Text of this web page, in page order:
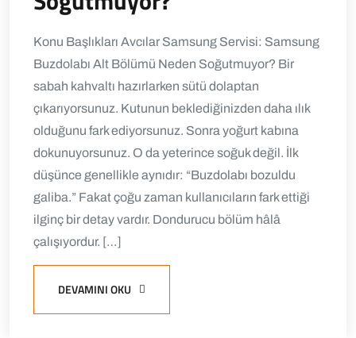
Konu Başlıkları Avcılar Samsung Servisi: Samsung
Buzdolabı Alt Bölümü Neden Soğutmuyor? Bir
sabah kahvaltı hazırlarken sütü dolaptan
çıkarıyorsunuz. Kutunun beklediğinizden daha ılık
olduğunu fark ediyorsunuz. Sonra yoğurt kabına
dokunuyorsunuz. O da yeterince soğuk değil. İlk
düşünce genellikle aynıdır: “Buzdolabı bozuldu
galiba.” Fakat çoğu zaman kullanıcıların fark ettiği
ilginç bir detay vardır. Dondurucu bölüm hâlâ
çalışıyordur. […]
DEVAMINI OKU